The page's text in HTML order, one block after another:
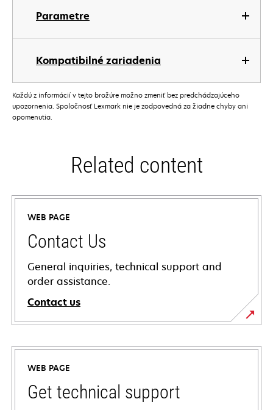
Parametre
Kompatibilné zariadenia
Každú z informácií v tejto brožúre možno zmeniť bez predchádzajúceho
upozornenia. Spoločnosť Lexmark nie je zodpovedná za žiadne chyby ani
opomenutia.
Related content
WEB PAGE
Contact Us
General inquiries, technical support and
order assistance.
Contact us
WEB PAGE
Get technical support